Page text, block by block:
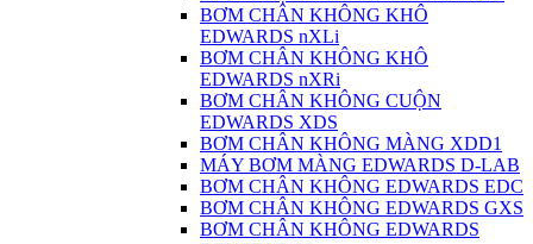
BƠM CHÂN KHÔNG KHÔ
EDWARDS nXLi
BƠM CHÂN KHÔNG KHÔ
EDWARDS nXRi
BƠM CHÂN KHÔNG CUỘN
EDWARDS XDS
BƠM CHÂN KHÔNG MÀNG XDD1
MÁY BƠM MÀNG EDWARDS D-LAB
BƠM CHÂN KHÔNG EDWARDS EDC
BƠM CHÂN KHÔNG EDWARDS GXS
BƠM CHÂN KHÔNG EDWARDS